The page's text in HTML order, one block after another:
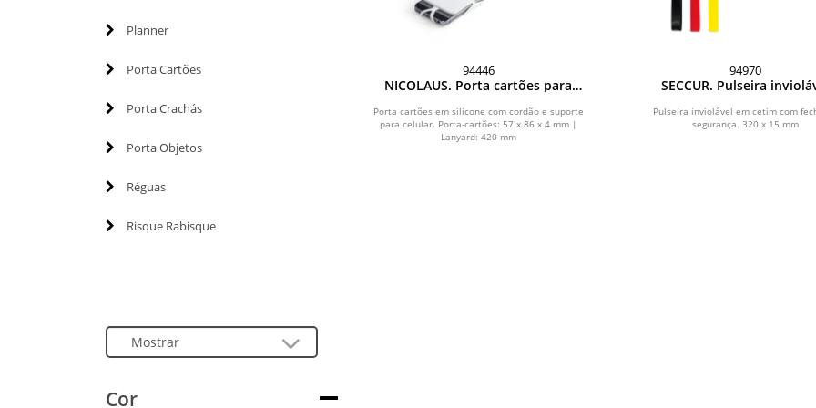
Planner
Porta Cartões
Porta Crachás
Porta Objetos
Réguas
Risque Rabisque
Cor
94446
NICOLAUS. Porta cartões para
Porta cartões em silicone com cordão e suporte
para celular. Porta-cartões: 57 x 86 x 4 mm |
Lanyard: 420 mm
94970
SECCUR. Pulseira
Pulseira inviolável em cetim com
segurança. 320 x 15 mm